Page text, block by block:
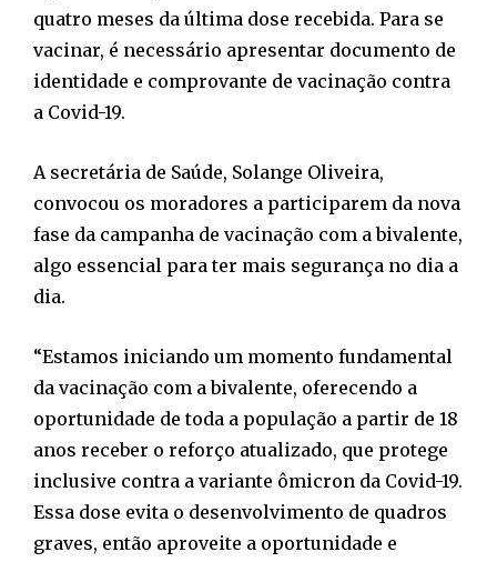
quatro meses da última dose recebida. Para se
vacinar, é necessário apresentar documento de
identidade e comprovante de vacinação contra
a Covid-19.
A secretária de Saúde, Solange Oliveira,
convocou os moradores a participarem da nova
fase da campanha de vacinação com a bivalente,
algo essencial para ter mais segurança no dia a
dia.
“Estamos iniciando um momento fundamental
da vacinação com a bivalente, oferecendo a
oportunidade de toda a população a partir de 18
anos receber o reforço atualizado, que protege
inclusive contra a variante ômicron da Covid-19.
Essa dose evita o desenvolvimento de quadros
graves, então aproveite a oportunidade e